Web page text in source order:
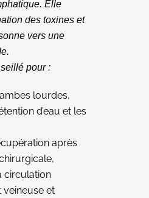
Elle
des toxines et
vers une
pour :
lourdes,
d’eau et les
après
circulation
et